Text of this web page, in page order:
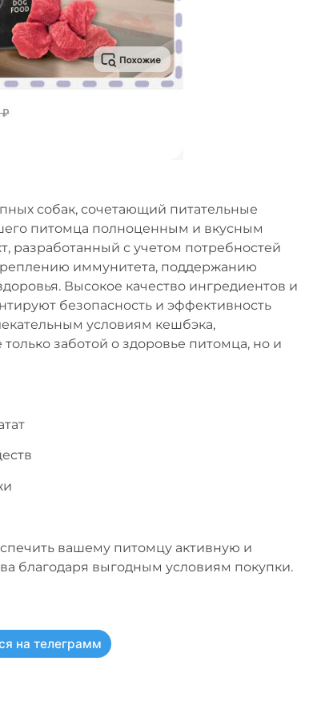
собак, сочетающий питательные
питомца полноценным и вкусным
разработанный с учетом потребностей
иммунитета, поддержанию
Высокое качество ингредиентов и
безопасность и эффективность
условиям кешбэка,
заботой о здоровье питомца, но и
вашему питомцу активную и
благодаря выгодным условиям покупки.
на телеграмм